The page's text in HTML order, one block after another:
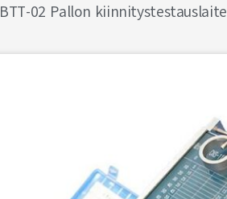
BTT-02 Pallon kiinnitystestauslaite